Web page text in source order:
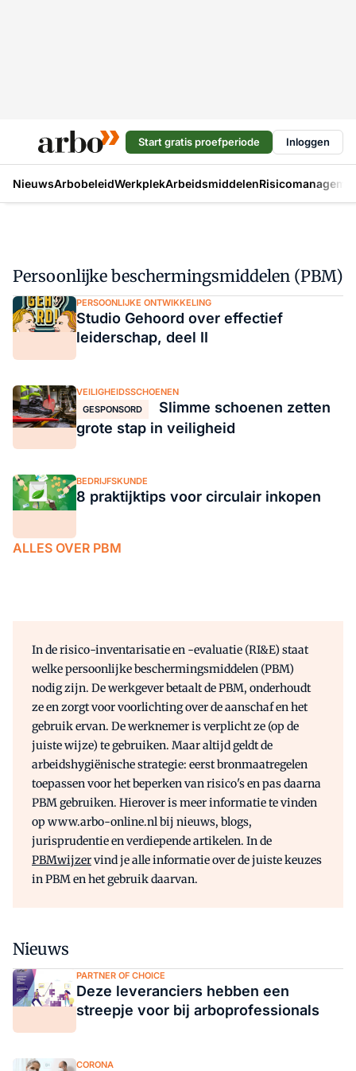
Start gratis proefperiode Inloggen
NieuwsArbobeleidWerkplekArbeidsmiddelen
Persoonlijke beschermingsmiddelen (PBM)
PERSOONLIJKE ONTWIKKELING
Studio Gehoord over effectief
leiderschap, deel II
VEILIGHEIDSSCHOENEN
GESPONSORD
Slimme schoenen zetten
grote stap in veiligheid
BEDRIJFSKUNDE
8 praktijktips voor circulair inkopen
ALLES OVER PBM
In de risico-inventarisatie en -evaluatie (RI&E) staat
welke persoonlijke beschermingsmiddelen (PBM)
nodig zijn. De werkgever betaalt de PBM, onderhoudt
ze en zorgt voor voorlichting over de aanschaf en het
gebruik ervan. De werknemer is verplicht ze (op de
juiste wijze) te gebruiken. Maar altijd geldt de
arbeidshygiënische strategie: eerst bronmaatregelen
toepassen voor het beperken van risico's en pas daarna
PBM gebruiken. Hierover is meer informatie te vinden
op www.arbo-online.nl bij nieuws, blogs,
jurisprudentie en verdiepende artikelen. In de
PBMwijzervind je alle informatie over de juiste keuzes
in PBM en het gebruik daarvan.
Nieuws
PARTNER OF CHOICE
Deze leveranciers hebben een
streepje voor bij arboprofessionals
CORONA